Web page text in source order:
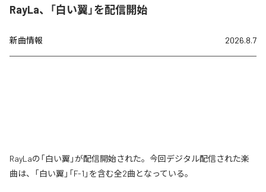
RayLa、「白い翼」を配信開始
新曲情報 2026.8.7
RayLaの「白い翼」が配信開始された。今回デジタル配信された楽
曲は、「白い翼」「F-1」を含む全2曲となっている。